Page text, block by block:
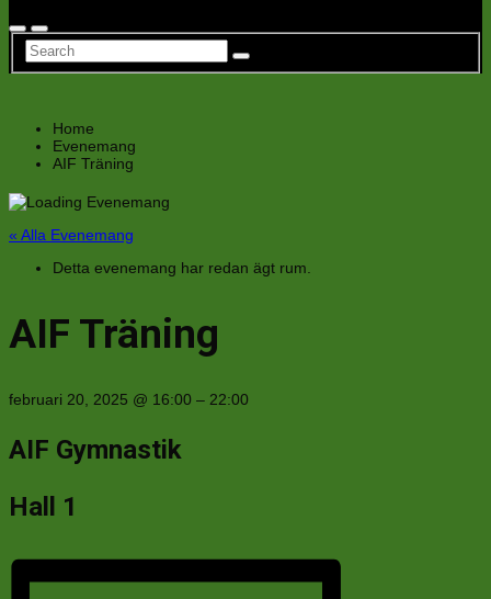
Home
Evenemang
AIF Träning
« Alla Evenemang
Detta evenemang har redan ägt rum.
AIF Träning
februari 20, 2025 @ 16:00 – 22:00
AIF Gymnastik
Hall 1